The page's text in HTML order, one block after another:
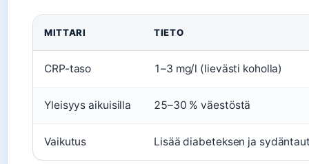
MITTARI TIETO
CRP-taso 1–3 mg/l (lievästi koholla)
Yleisyys aikuisilla 25–30 % väestöstä
Vaikutus Lisää diabeteksen ja